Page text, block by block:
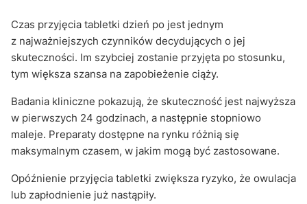
Czas przyjęcia tabletki dzień po jest jednym
z najważniejszych czynników decydujących o jej
skuteczności. Im szybciej zostanie przyjęta po stosunku,
tym większa szansa na zapobieżenie ciąży.
Badania kliniczne pokazują, że skuteczność jest najwyższa
w pierwszych 24 godzinach, a następnie stopniowo
maleje. Preparaty dostępne na rynku różnią się
maksymalnym czasem, w jakim mogą być zastosowane.
Opóźnienie przyjęcia tabletki zwiększa ryzyko, że owulacja
lub zapłodnienie już nastąpiły.